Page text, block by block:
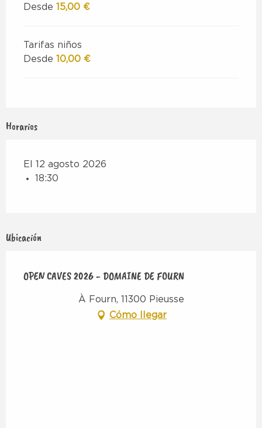
Desde 15,00 €
Tarifas niños
Desde 10,00 €
Horarios
El 12 agosto 2026
18:30
Ubicación
OPEN CAVES 2026 - DOMAINE DE FOURN
À Fourn, 11300 Pieusse
Cómo llegar